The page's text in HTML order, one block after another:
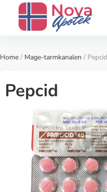
Home / Mage-tarmkanalen / Pepcid
Pepcid